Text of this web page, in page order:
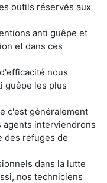
outils réservés aux
anti guêpe et
et dans ces
nous
guêpe les plus
c'est généralement
agents interviendrons
des refuges de
dans la lutte
nos techniciens